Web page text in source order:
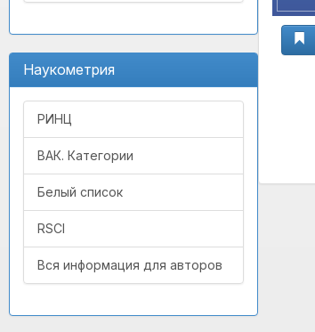
Наукометрия
РИНЦ
ВАК. Категории
Белый список
RSCI
Вся информация для авторов